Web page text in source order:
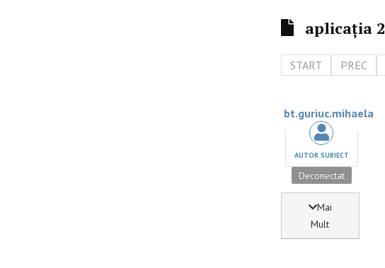
aplicația 2
START PREC
bt.guriuc.mihaela
AUTOR SUBIECT
Deconectat
Mai
Mult